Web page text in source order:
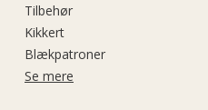
Tilbehør
Kikkert
Blækpatroner
Se mere